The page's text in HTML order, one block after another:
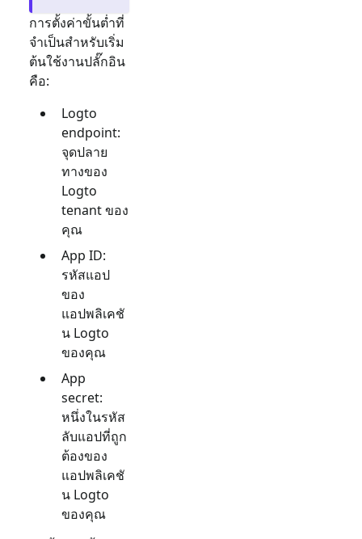
การตั้งค่าขั้นต่ำที่
จำเป็นสำหรับเริ่ม
ต้นใช้งานปลั๊กอิน
คือ:
Logto
endpoint:
จุดปลาย
ทางของ
Logto
tenant ของ
คุณ
App ID:
รหัสแอป
ของ
แอปพลิเคชั
น Logto
ของคุณ
App
secret:
หนึ่งในรหัส
ลับแอปที่ถูก
ต้องของ
แอปพลิเคชั
น Logto
ของคุณ